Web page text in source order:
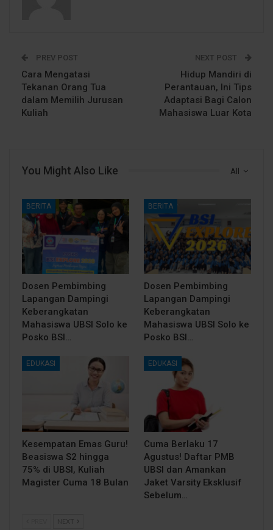
PREV POST
Cara Mengatasi
Tekanan Orang Tua
dalam Memilih Jurusan
Kuliah
NEXT POST
Hidup Mandiri di
Perantauan, Ini Tips
Adaptasi Bagi Calon
Mahasiswa Luar Kota
All
You Might Also Like
BERITA
Dosen Pembimbing
Lapangan Dampingi
Keberangkatan
Mahasiswa UBSI Solo ke
Posko BSI…
BERITA
Dosen Pembimbing
Lapangan Dampingi
Keberangkatan
Mahasiswa UBSI Solo ke
Posko BSI…
EDUKASI
Kesempatan Emas Guru!
Beasiswa S2 hingga
75% di UBSI, Kuliah
Magister Cuma 18 Bulan
EDUKASI
Cuma Berlaku 17
Agustus! Daftar PMB
UBSI dan Amankan
Jaket Varsity Eksklusif
Sebelum…
NEXT